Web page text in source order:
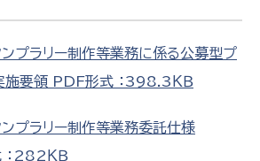
ンプラリー制作等業務に係る公募型プ
施要領 PDF形式 ：398.3ＫＢ
ンプラリー制作等業務委託仕様
282ＫＢ